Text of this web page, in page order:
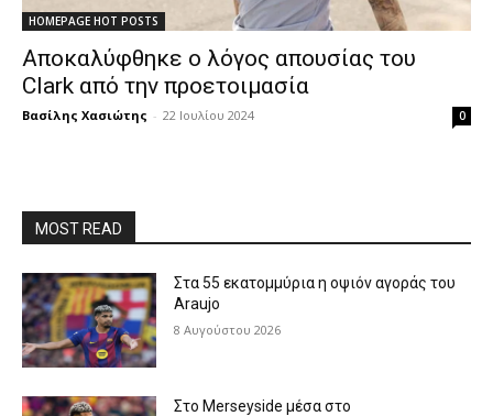
HOMEPAGE HOT POSTS
Αποκαλύφθηκε ο λόγος απουσίας του
Clark από την προετοιμασία
Βασίλης Χασιώτης - 22 Ιουλίου 2024 0
MOST READ
Στα 55 εκατομμύρια η οψιόν αγοράς του
Araujo
8 Αυγούστου 2026
Στο Merseyside μέσα στο